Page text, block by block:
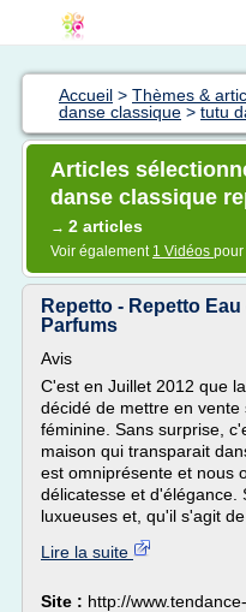
Accueil > Thèmes &
danse classique > tutu
Articles
danse classique
→ 2 articles
Voir également 1 Vidéos pour
Repetto - Repetto
Parfums
Avis
C'est en Juillet 2012 que
décidé de mettre en
féminine. Sans surprise,
maison qui transparait
est omniprésente et nous
délicatesse et d'élégance.
luxueuses et, qu'il s'agit de
Lire la suite
Site : http://